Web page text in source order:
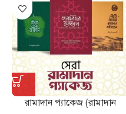
রামাদান প্যাকেজ (রামাদান